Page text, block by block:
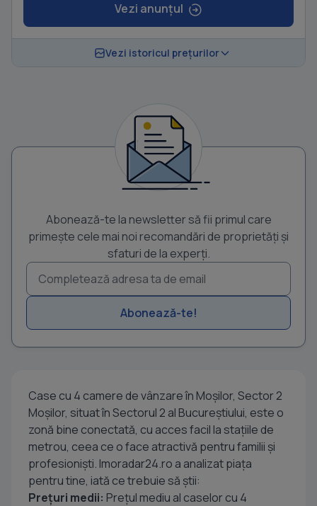
Vezi anunțul
Vezi istoricul prețurilor
Abonează-te la newsletter să fii primul care
primește cele mai noi recomandări de proprietăți și
sfaturi de la experți.
Abonează-te!
Case cu 4 camere de vânzare în Moșilor, Sector 2
Moșilor, situat în Sectorul 2 al Bucureștiului, este o
zonă bine conectată, cu acces facil la stațiile de
metrou, ceea ce o face atractivă pentru familii și
profesioniști. Imoradar24.ro a analizat piața
pentru tine, iată ce trebuie să știi:
Prețuri medii: Prețul mediu al caselor cu 4